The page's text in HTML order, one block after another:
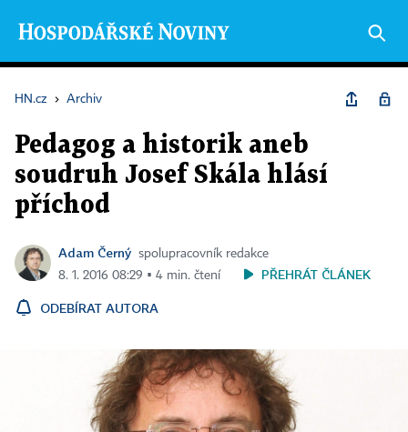
HN.cz › Archiv
Pedagog a historik aneb
soudruh Josef Skála hlásí
příchod
Adam Černý spolupracovník redakce
8. 1. 2016 08:29 ▪ 4 min. čtení
PŘEHRÁT ČLÁNEK
ODEBÍRAT AUTORA